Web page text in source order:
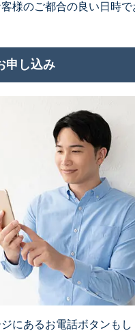
様のご都合の良い日時で
申し込み
にあるお電話ボタンもし